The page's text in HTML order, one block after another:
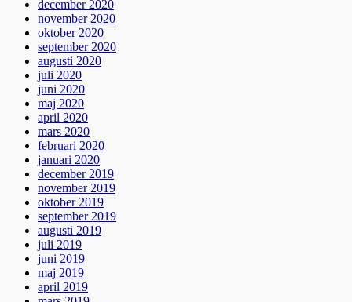
december 2020
november 2020
oktober 2020
september 2020
augusti 2020
juli 2020
juni 2020
maj 2020
april 2020
mars 2020
februari 2020
januari 2020
december 2019
november 2019
oktober 2019
september 2019
augusti 2019
juli 2019
juni 2019
maj 2019
april 2019